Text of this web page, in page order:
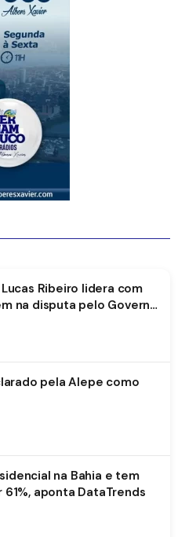
Ribeiro lidera com
na disputa pelo Governo
pela Alepe como
na Bahia e tem
aponta DataTrends